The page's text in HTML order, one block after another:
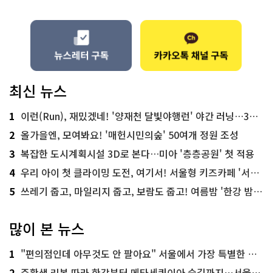
최신 뉴스
1 이런(Run), 재밌겠네! '양재천 달빛야행런' 야간 러닝…300명 모집
2 올가을엔, 모여봐요! '매헌시민의숲' 50여개 정원 조성
3 복잡한 도시계획시설 3D로 본다…미아 '층층공원' 첫 적용
4 우리 아이 첫 클라이밍 도전, 여기서! 서울형 키즈카페 '서울가족플라자점'
5 쓰레기 줍고, 마일리지 줍고, 보람도 줍고! 여름밤 '한강 밤마실 줍깅'
많이 본 뉴스
1 "편의점인데 아무것도 안 팔아요" 서울에서 가장 특별한 편의점의 정체